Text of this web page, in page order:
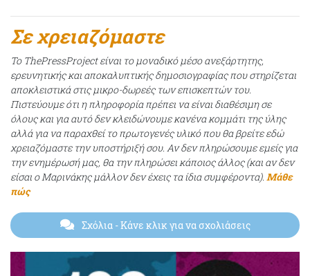
Σε χρειαζόμαστε
Το ThePressProject είναι το μοναδικό μέσο ανεξάρτητης,
ερευνητικής και αποκαλυπτικής δημοσιογραφίας που στηρίζεται
αποκλειστικά στις μικρο-δωρεές των επισκεπτών του.
Πιστεύουμε ότι η πληροφορία πρέπει να είναι διαθέσιμη σε
όλους και για αυτό δεν κλειδώνουμε κανένα κομμάτι της ύλης
αλλά για να παραχθεί το πρωτογενές υλικό που θα βρείτε εδώ
χρειαζόμαστε την υποστήριξή σου. Αν δεν πληρώσουμε εμείς για
την ενημέρωσή μας, θα την πληρώσει κάποιος άλλος (και αν δεν
είσαι ο Μαρινάκης μάλλον δεν έχεις τα ίδια συμφέροντα). Μάθε
πώς
Σχόλια- Κάνε κλικ για να σχολιάσεις